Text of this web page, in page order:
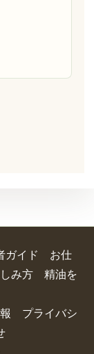
ガイド
お仕
み方
精油を
プライバシ